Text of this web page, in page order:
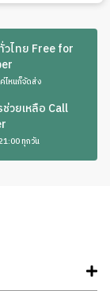
ไทย Free for
ไหนก็จัดส่ง
วยเหลือ Call
ทุกวัน